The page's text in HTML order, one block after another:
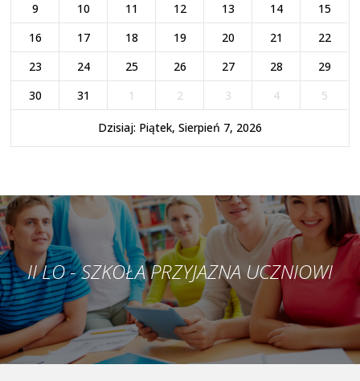
9
10 11 12 13 14
15
16
17 18 19 20 21
22
23
24 25 26 27 28
29
30
31 1 2 3 4 5
Dzisiaj: Piątek, Sierpień 7, 2026
II LO - SZKOŁA PRZYJAZNA UCZNIOWI